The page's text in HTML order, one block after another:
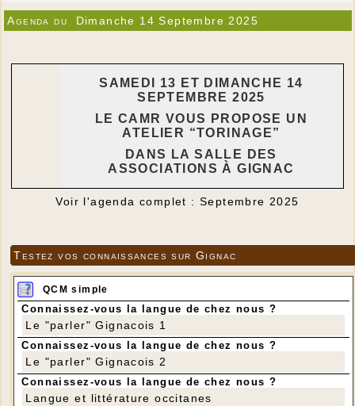
Agenda du Dimanche 14 Septembre 2025
SAMEDI 13 ET DIMANCHE 14
SEPTEMBRE 2025
LE CAMR VOUS PROPOSE UN
ATELIER “TORINAGE”
DANS LA SALLE DES
ASSOCIATIONS À GIGNAC
Voir l'agenda complet : Septembre 2025
Testez vos connaissances sur Gignac
QCM simple
Connaissez-vous la langue de chez nous ?
Le "parler" Gignacois 1
Connaissez-vous la langue de chez nous ?
Le "parler" Gignacois 2
Connaissez-vous la langue de chez nous ?
Langue et littérature occitanes